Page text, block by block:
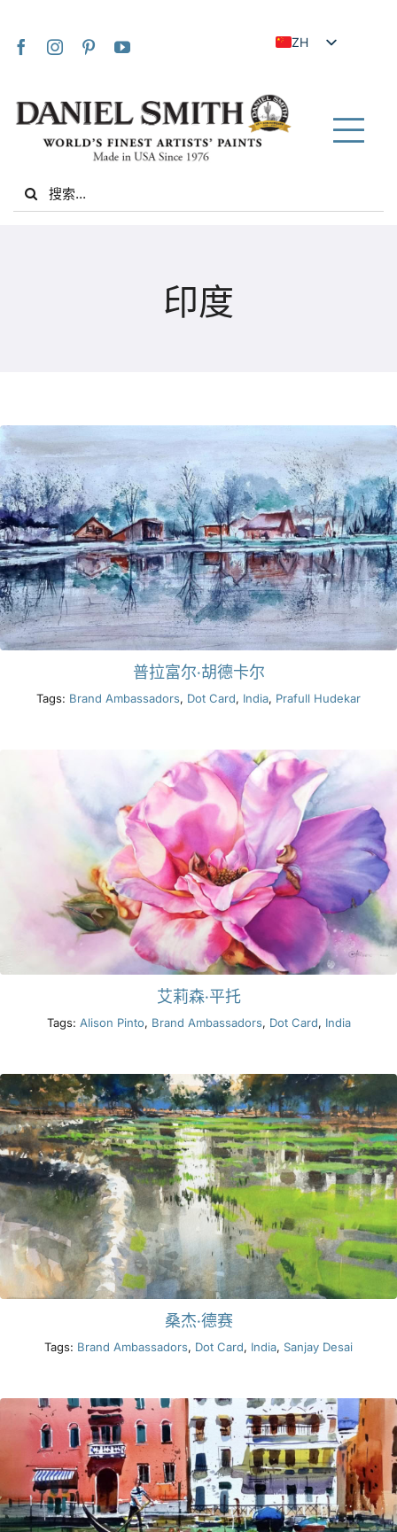
ZH
FR
产品
活动
博客
资源
Search
for:
印度
普拉富尔·胡德卡尔
Tags: Brand Ambassadors, Dot Card, India, Prafull Hudekar
艾莉森·平托
Tags: Alison Pinto, Brand Ambassadors, Dot Card, India
桑杰·德赛
Tags: Brand Ambassadors, Dot Card, India, Sanjay Desai